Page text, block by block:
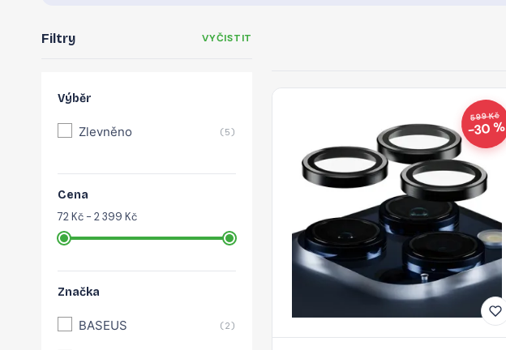
Filtry VYČISTIT
Výběr
Zlevněno (5)
Cena
72 Kč - 2 399 Kč
Značka
BASEUS (2)
599 Kč
−30 %